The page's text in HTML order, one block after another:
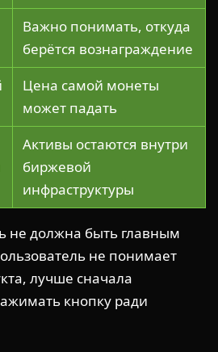
Важно понимать, откуда
берётся вознаграждение
Цена самой монеты
может падать
Активы остаются внутри
биржевой
инфраструктуры
не должна быть главным
не понимает
лучше сначала
кнопку ради